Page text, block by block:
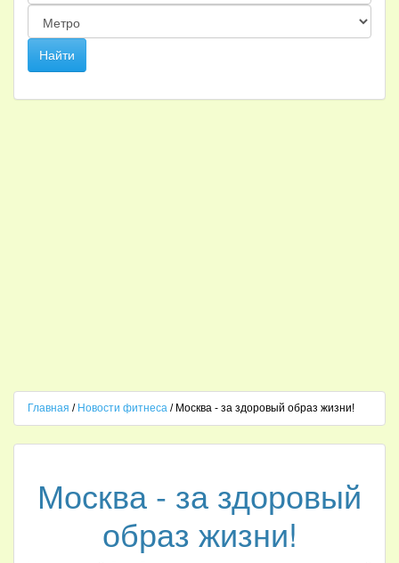
Главная / Новости фитнеса / Москва - за здоровый образ жизни!
Москва - за здоровый
образ жизни!